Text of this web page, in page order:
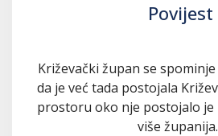
Povijest
Križevački župan se
da je već tada postojala
prostoru oko nje postojalo je
više